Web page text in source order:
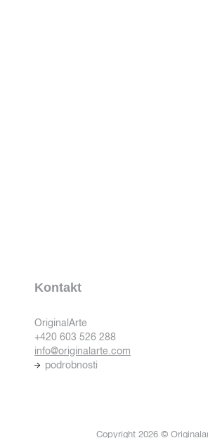
Kontakt
OriginalArte
+420 603 526 288
info@originalarte.com
podrobnosti
Copyright 2026 ©